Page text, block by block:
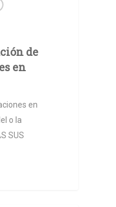
de
en
en
o la
SUS